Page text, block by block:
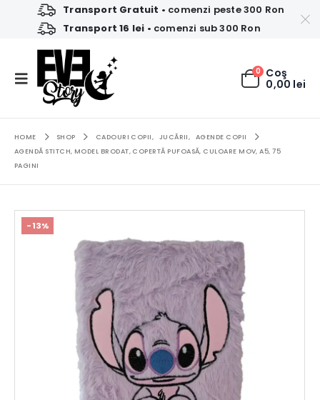
Transport Gratuit • comenzi peste 300 Ron
Transport 16 lei • comenzi sub 300 Ron
0 Coş
0,00 lei
HOME SHOP CADOURI COPII, JUCĂRII,
AGENDE COPII
AGENDĂ STITCH, MODEL BRODAT, COPERTĂ PUFOASĂ, CULOARE MOV, A5, 75
PAGINI
-13%